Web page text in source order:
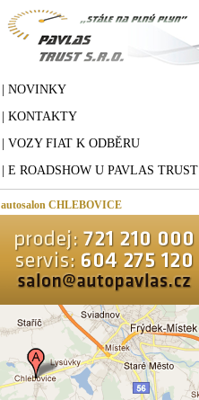
| NOVINKY
| KONTAKTY
| VOZY FIAT K ODBĚRU
| E ROADSHOW U PAVLAS TRUST
autosalon CHLEBOVICE